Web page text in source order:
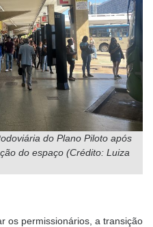
do Plano Piloto após
do espaço (Crédito: Luiza
os permissionários, a transição